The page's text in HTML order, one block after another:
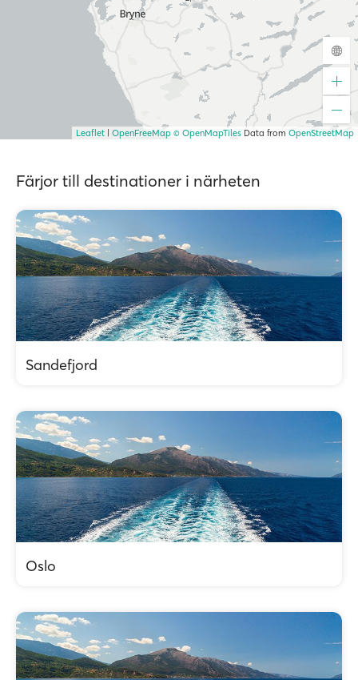
Leaflet OpenFreeMap © OpenMapTiles Data from OpenStreetMap
Färjor till destinationer i närheten
Sandefjord
Oslo